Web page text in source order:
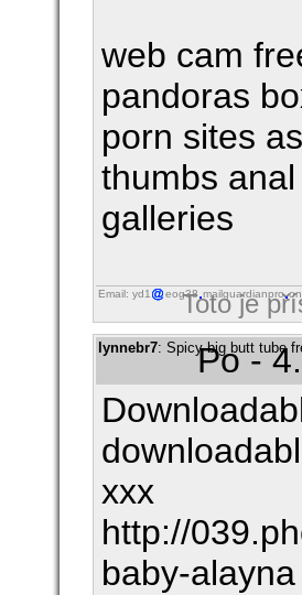
web cam
pandoras
porn sites
thumbs
galleries
Email: yd1 eog38 mailguardianpro
Toto je
lynnebr7: Spicy big butt tube
Po -
xxx
http://
baby-alayna